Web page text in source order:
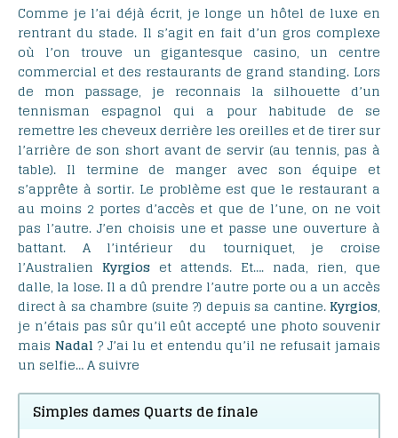
Comme je l’ai déjà écrit, je longe un hôtel de luxe en
rentrant du stade. Il s’agit en fait d’un gros complexe
où l’on trouve un gigantesque casino, un centre
commercial et des restaurants de grand standing. Lors
de mon passage, je reconnais la silhouette d’un
tennisman espagnol qui a pour habitude de se
remettre les cheveux derrière les oreilles et de tirer sur
l’arrière de son short avant de servir (au tennis, pas à
table). Il termine de manger avec son équipe et
s’apprête à sortir. Le problème est que le restaurant a
au moins 2 portes d’accès et que de l’une, on ne voit
pas l’autre. J’en choisis une et passe une ouverture à
battant. A l’intérieur du tourniquet, je croise
l’Australien Kyrgios et attends. Et…. nada, rien, que
dalle, la lose. Il a dû prendre l’autre porte ou a un accès
direct à sa chambre (suite ?) depuis sa cantine.Kyrgios,
je n’étais pas sûr qu’il eût accepté une photo souvenir
mais Nadal ? J’ai lu et entendu qu’il ne refusait jamais
un selfie… A suivre
Simples dames Quarts de finale